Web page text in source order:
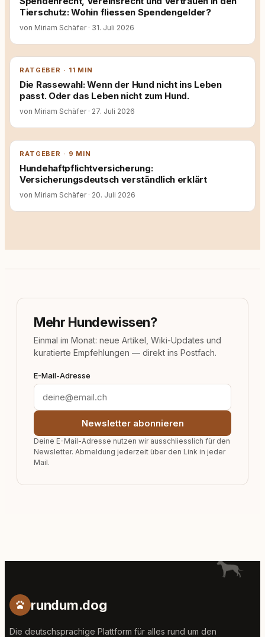
Tierschutz: Wohin fliessen Spendengelder?
von Miriam Schäfer · 31. Juli 2026
RATGEBER · 11 MIN
Die Rassewahl: Wenn der Hund nicht ins Leben
passt. Oder das Leben nicht zum Hund.
von Miriam Schäfer · 27. Juli 2026
RATGEBER · 9 MIN
Hundehaftpflichtversicherung:
Versicherungsdeutsch verständlich erklärt
von Miriam Schäfer · 20. Juli 2026
Mehr Hundewissen?
Einmal im Monat: neue Artikel, Wiki-Updates und
kuratierte Empfehlungen — direkt ins Postfach.
E-Mail-Adresse
Newsletter abonnieren
Deine E-Mail-Adresse nutzen wir ausschliesslich für den
Newsletter. Abmeldung jederzeit über den Link in jeder
Mail.
rundum.dog
Die deutschsprachige Plattform für alles rund um den